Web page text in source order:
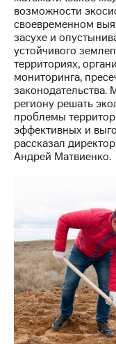
Документы
ПАО
"МТС"
Собрания
Личный
кабинет
акционера
капитал
Контроль
и
Описание
Программа
Порядок
выкупа
акций
Дивиденды
Рынок
облигаций
возможности
своевременном
засухе и
устойчивого
территориях,
мониторинга,
законодательства.
региону решать
проблемы
эффективных и
рассказал
Андрей Матвиенко.